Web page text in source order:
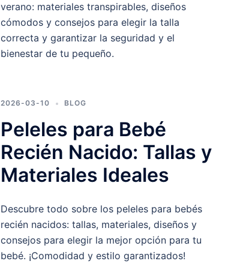
verano: materiales transpirables, diseños
cómodos y consejos para elegir la talla
correcta y garantizar la seguridad y el
bienestar de tu pequeño.
2026-03-10 BLOG
Peleles para Bebé
Recién Nacido: Tallas y
Materiales Ideales
Descubre todo sobre los peleles para bebés
recién nacidos: tallas, materiales, diseños y
consejos para elegir la mejor opción para tu
bebé. ¡Comodidad y estilo garantizados!